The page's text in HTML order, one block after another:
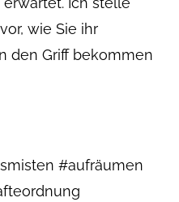
wie Sie ihr
den Griff bekommen
#aufräumen